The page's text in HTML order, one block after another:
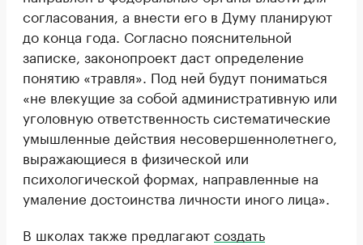
согласования, а внести его в Думу планируют
до конца года. Согласно пояснительной
записке, законопроект даст определение
понятию «травля». Под ней будут пониматься
«не влекущие за собой административную или
уголовную ответственность систематические
умышленные действия несовершеннолетнего,
выражающиеся в физической или
психологической формах, направленные на
умаление достоинства личности иного лица».
В школах также предлагаютсоздать